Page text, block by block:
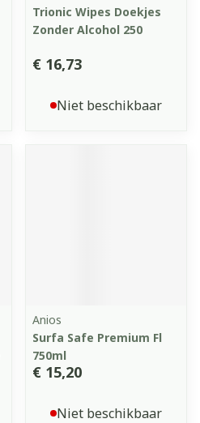
Trionic Wipes Doekjes
Zonder Alcohol 250
€ 16,73
Niet beschikbaar
Anios
Surfa Safe Premium Fl
750ml
€ 15,20
Niet beschikbaar